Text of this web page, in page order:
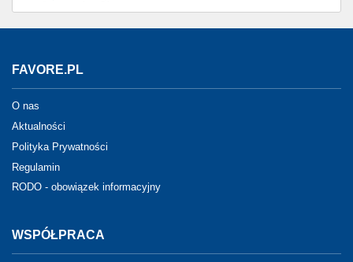
FAVORE.PL
O nas
Aktualności
Polityka Prywatności
Regulamin
RODO - obowiązek informacyjny
WSPÓŁPRACA